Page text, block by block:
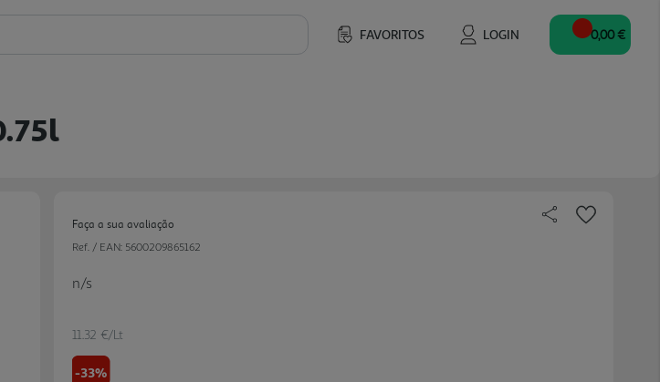
FAVORITOS LOGIN 0,00 €
Faça a sua avaliação
Ref. / EAN: 5600209865162
n/s
11.32 €/Lt
-33%